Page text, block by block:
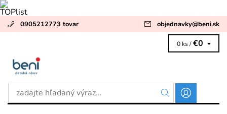
0905212773 tovar objednavky@beni.sk
0 ks / €0